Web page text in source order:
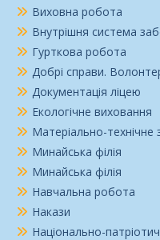
Виховна робота
Внутрішня система
Гурткова робота
Добрі справи.
Документація ліцею
Екологічне виховання
Матеріально-технічне
Минайська філія
Минайська філія
Навчальна робота
Накази
Національно-